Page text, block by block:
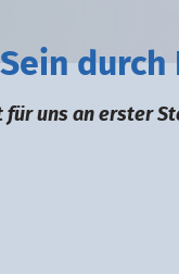
Sein durch
uns an erster